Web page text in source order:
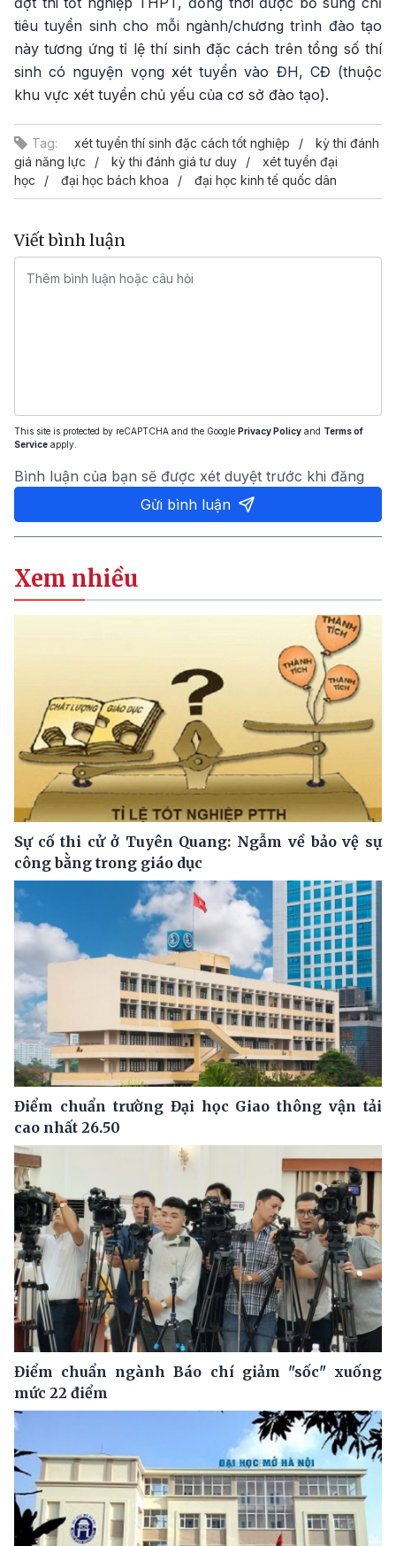
tiêu tuyển sinh cho mỗi ngành/chương trình đào tạo
này tương ứng tỉ lệ thí sinh đặc cách trên tổng số thí
sinh có nguyện vọng xét tuyển vào ĐH, CĐ (thuộc
khu vực xét tuyển chủ yếu của cơ sở đào tạo).
Tag: xét tuyển thí sinh đặc cách tốt nghiệp
kỳ thi đánh
giá năng lực
kỳ thi đánh giá tư duy
xét tuyển đại
học
đại học bách khoa đại học kinh tế quốc dân
Viết bình luận
This site is protected by reCAPTCHA and the Google Privacy Policy and Terms of
Service apply.
Bình luận của bạn sẽ được xét duyệt trước khi đăng
Gửi bình luận
Xem nhiều
Sự cố thi cử ở Tuyên Quang: Ngẫm về bảo vệ sự
công bằng trong giáo dục
Điểm chuẩn trường Đại học Giao thông vận tải
cao nhất 26.50
Điểm chuẩn ngành Báo chí giảm "sốc" xuống
mức 22 điểm